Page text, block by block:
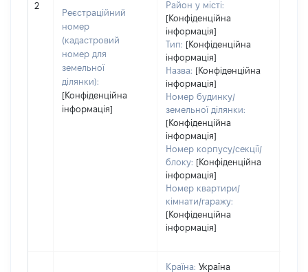
2
Реєстраційний
номер
(кадастровий
номер для
земельної
ділянки):
[Конфіденційна
інформація]
Район у місті:
[Конфіденційна
інформація]
Тип: [Конфіденційна
інформація]
Назва: [Конфіденційна
інформація]
Номер будинку/
земельної ділянки:
[Конфіденційна
інформація]
Номер корпусу/секції/
блоку: [Конфіденційна
інформація]
Номер квартири/
кімнати/гаражу:
[Конфіденційна
інформація]
Країна: Україна